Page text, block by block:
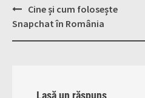
Post
navigation
Cine și cum folosește
Snapchat în România
Lasă un răspuns